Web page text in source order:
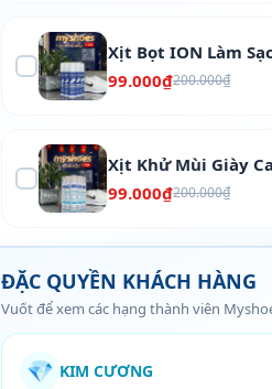
Xịt Bọt ION Làm
99.000₫200.000₫
Xịt Khử Mùi Giày
99.000₫200.000₫
ĐẶC QUYỀN KHÁCH HÀNG
Vuốt để xem các hạng thành viên
💎 KIM CƯƠNG